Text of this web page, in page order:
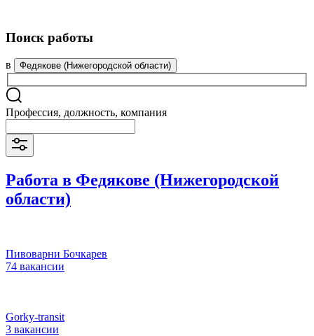
Поиск работы
в Федякове (Нижегородской области)
Профессия, должность, компания
Работа в Федякове (Нижегородской
области)
Пивоварни Бочкарев
74 вакансии
Gorky-transit
3 вакансии